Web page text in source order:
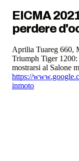
EICMA
perdere
Aprilia Tuareg 660,
Triumph Tiger 1200:
mostrarsi al Salone
https://
inmoto